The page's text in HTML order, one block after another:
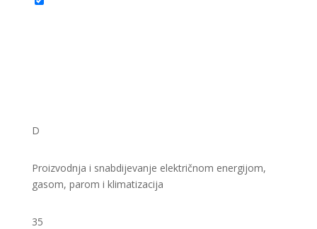
D
Proizvodnja i snabdijevanje električnom energijom,
gasom, parom i klimatizacija
35